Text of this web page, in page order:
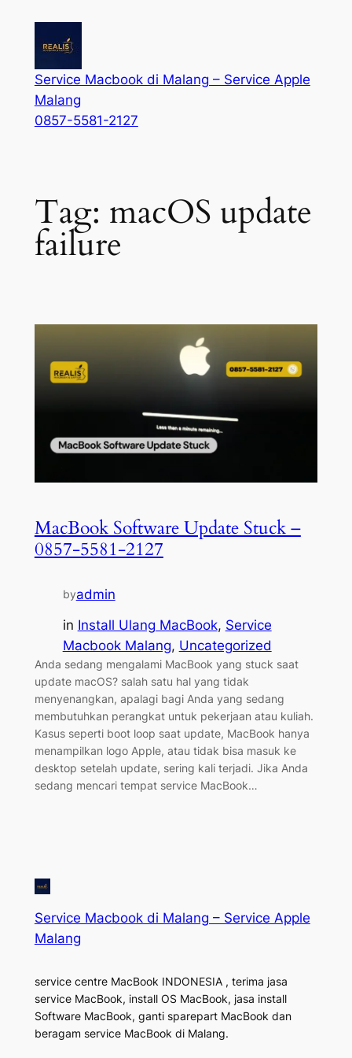
Service Macbook di Malang – Service Apple
Malang
0857-5581-2127
Tag: macOS update
failure
MacBook Software Update Stuck –
0857-5581-2127
byadmin
in Install Ulang MacBook, Service
Macbook Malang, Uncategorized
Anda sedang mengalami MacBook yang stuck saat
update macOS? salah satu hal yang tidak
menyenangkan, apalagi bagi Anda yang sedang
membutuhkan perangkat untuk pekerjaan atau kuliah.
Kasus seperti boot loop saat update, MacBook hanya
menampilkan logo Apple, atau tidak bisa masuk ke
desktop setelah update, sering kali terjadi. Jika Anda
sedang mencari tempat service MacBook…
Service Macbook di Malang – Service Apple
Malang
service centre MacBook INDONESIA , terima jasa
service MacBook, install OS MacBook, jasa install
Software MacBook, ganti sparepart MacBook dan
beragam service MacBook di Malang.